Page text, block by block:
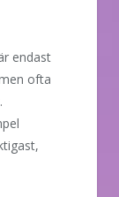
endast
ofta